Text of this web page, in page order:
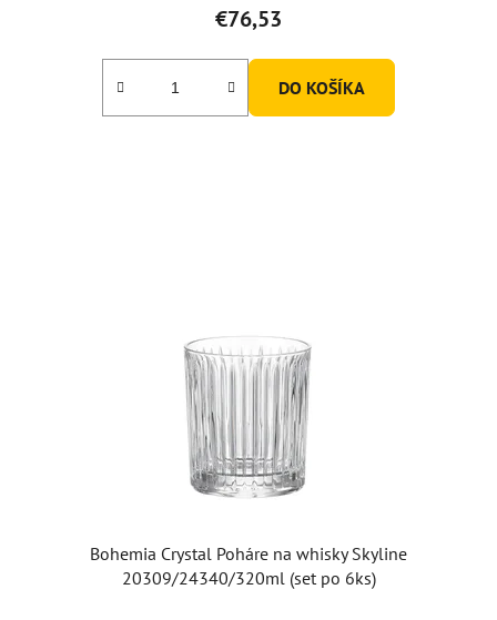
€76,53
DO KOŠÍKA
Bohemia Crystal Poháre na whisky Skyline
20309/24340/320ml (set po 6ks)